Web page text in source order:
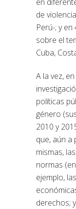
de
Perú-; y
sobre el
Cuba,
A la vez,
políticas
género
2010 y
que, aún a
mismas,
normas
ejemplo,
derechos;